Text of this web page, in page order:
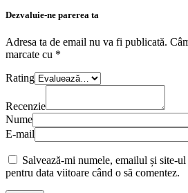
Dezvaluie-ne parerea ta
Adresa ta de email nu va fi publicată.
marcate cu *
Rating
Recenzie
Nume
E-mail
Salvează-mi numele, emailul și site-
pentru data viitoare când o să comentez.